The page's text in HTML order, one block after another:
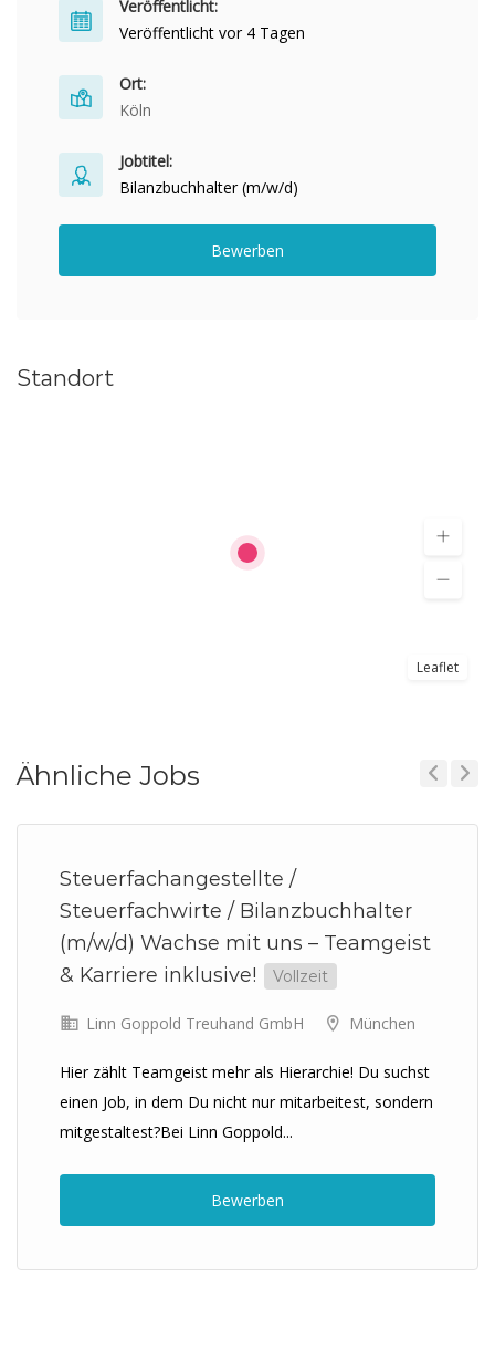
Veröffentlicht:
Veröffentlicht vor 4 Tagen
Ort:
Köln
Jobtitel:
Bilanzbuchhalter (m/w/d)
Bewerben
Standort
Leaflet
Ähnliche Jobs
Steuerfachangestellte /
Steuerfachwirte / Bilanzbuchhalter
(m/w/d) Wachse mit uns – Teamgeist
& Karriere inklusive!
Vollzeit
Linn Goppold Treuhand GmbH München
Hier zählt Teamgeist mehr als Hierarchie! Du suchst
einen Job, in dem Du nicht nur mitarbeitest, sondern
mitgestaltest?Bei Linn Goppold...
Bewerben